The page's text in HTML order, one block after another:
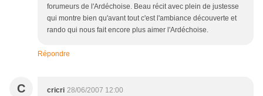
forumeurs de l'Ardéchoise. Beau récit avec plein de justesse
qui montre bien qu'avant tout c'est l'ambiance découverte et
rando qui nous fait encore plus aimer l'Ardéchoise.
Répondre
C cricri 28/06/2007 12:00